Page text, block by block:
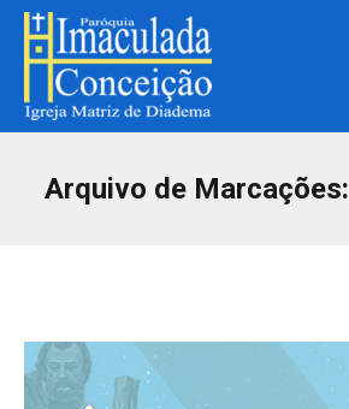
Arquivo de Marcações: